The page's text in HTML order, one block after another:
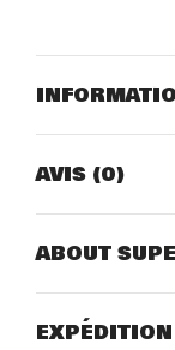
AVIS (0)
ABOUT